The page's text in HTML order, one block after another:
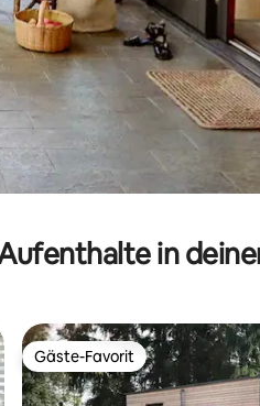
in
Gäste-Favorit
Gäste-Favorit